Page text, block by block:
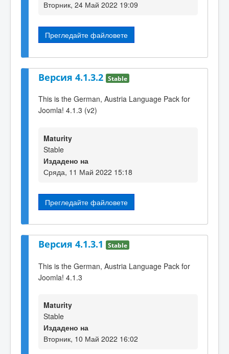
Вторник, 24 Май 2022 19:09
Прегледайте файловете
Версия 4.1.3.2 Stable
This is the German, Austria Language Pack for
Joomla! 4.1.3 (v2)
Maturity
Stable
Издадено на
Сряда, 11 Май 2022 15:18
Прегледайте файловете
Версия 4.1.3.1 Stable
This is the German, Austria Language Pack for
Joomla! 4.1.3
Maturity
Stable
Издадено на
Вторник, 10 Май 2022 16:02